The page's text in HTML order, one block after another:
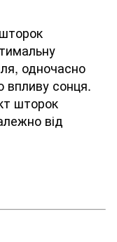
одночасно
впливу сонця.
шторок
від